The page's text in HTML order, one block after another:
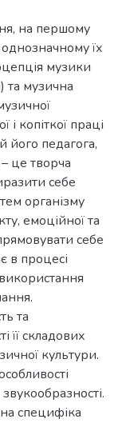
на першому
однозначному їх
музики
та музична
і копіткої праці
його педагога,
це творча
себе
організму
емоційної та
себе
в процесі
та
її складових
культури.
специфіка